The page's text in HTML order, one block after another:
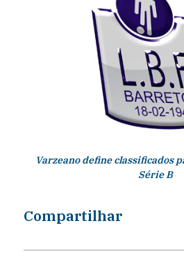
Varzeano define classificados
Série B
Compartilhar